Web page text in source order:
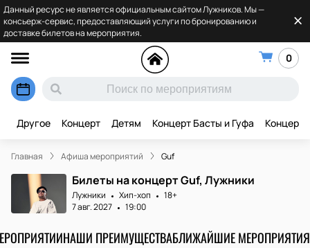
Данный ресурс не является официальным сайтом Лужников. Мы —
консьерж-сервис, предоставляющий услуги по бронированию и
доставке билетов на мероприятия.
0
Другое Концерт Детям Концерт Басты и Гуфа Концерт
Главная Афиша мероприятий Guf
Билеты на концерт Guf, Лужники
Лужники Хип-хоп
18+
7 авг. 2027
19:00
НАШИ ПРЕИМУЩЕСТВАБЛИЖАЙШИЕ МЕРОПРИЯТИЯ